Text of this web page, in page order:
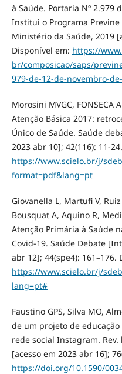
à Saúde. Portaria Nº 2.979
Institui o Programa
Ministério da Saúde, 2019
Disponível em: https://
br/composicao/saps/
979-de-12-de-novembro-
Morosini MVGC, FONSECA
Atenção Básica 2017:
Único de Saúde. Saúde
2023 abr 10]; 42(116): 11-
https://www.scielo.br/j/
format=pdf&lang=pt
Giovanella L, Martufi V,
Bousquat A, Aquino R,
Atenção Primária à Saúde
Covid-19. Saúde Debate
abr 12]; 44(spe4): 161–176.
https://www.scielo.br/j/
lang=pt#
Faustino GPS, Silva MO,
de um projeto de
rede social Instagram.
[acesso em 2023 abr 16];
https://doi.org/10.1590/